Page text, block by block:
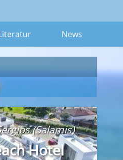
News
(Salamis)
Hotel